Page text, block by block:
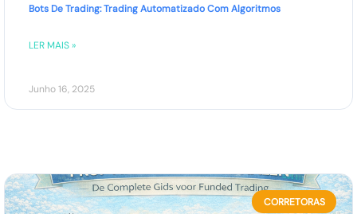
Bots De Trading: Trading Automatizado Com Algoritmos
LER MAIS »
Junho 16, 2025
CORRETORAS